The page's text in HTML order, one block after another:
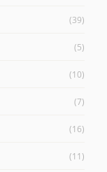
(39)
(5)
(10)
(7)
(16)
(11)